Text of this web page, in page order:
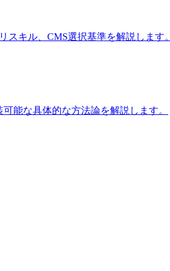
キル、CMS選択基準を解説します。
能な具体的な方法論を解説します。